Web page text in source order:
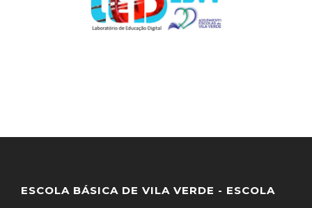
ESCOLA BÁSICA DE VILA VERDE - ESCOLA